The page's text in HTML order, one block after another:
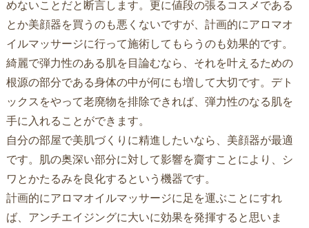
めないことだと断言します。更に値段の張るコスメである
とか美顔器を買うのも悪くないですが、計画的にアロマオ
イルマッサージに行って施術してもらうのも効果的です。
綺麗で弾力性のある肌を目論むなら、それを叶えるための
根源の部分である身体の中が何にも増して大切です。デト
ックスをやって老廃物を排除できれば、弾力性のなる肌を
手に入れることができます。
自分の部屋で美肌づくりに精進したいなら、美顔器が最適
です。肌の奥深い部分に対して影響を齎すことにより、シ
ワとかたるみを良化するという機器です。
計画的にアロマオイルマッサージに足を運ぶことにすれ
ば、アンチエイジングに大いに効果を発揮すると思いま